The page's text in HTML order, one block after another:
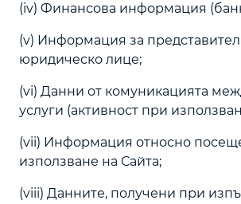
(iv) Финансова информация
(v) Информация за
юридическо лице;
(vi) Данни от комуникацията
услуги (активност при
(vii) Информация относно
използване на Сайта;
(viii) Данните, получени при